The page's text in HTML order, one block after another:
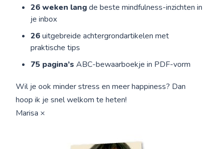
26 weken langde beste mindfulness-inzichten in
je inbox
26uitgebreide achtergrondartikelen met
praktische tips
75 pagina’sABC-bewaarboekje in PDF-vorm
Wil je ook minder stress en meer happiness? Dan
hoop ik je snel welkom te heten!
Marisa ×